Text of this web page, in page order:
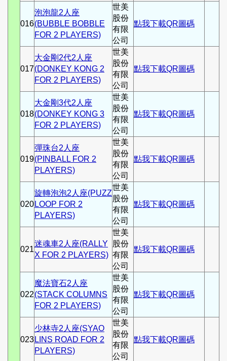
016
泡泡龍2人座
(BUBBLE BOBBLE
FOR 2 PLAYERS)
世美
股份
有限
公司
點我下載QR圖碼
017
大金剛2代2人座
(DONKEY KONG 2
FOR 2 PLAYERS)
世美
股份
有限
公司
點我下載QR圖碼
018
大金剛3代2人座
(DONKEY KONG 3
FOR 2 PLAYERS)
世美
股份
有限
公司
點我下載QR圖碼
019
彈珠台2人座
(PINBALL FOR 2
PLAYERS)
世美
股份
有限
公司
點我下載QR圖碼
020
旋轉泡泡2人座(PUZZ
LOOP FOR 2
PLAYERS)
世美
股份
有限
公司
點我下載QR圖碼
021
迷魂車2人座(RALLY
X FOR 2 PLAYERS)
世美
股份
有限
公司
點我下載QR圖碼
022
魔法寶石2人座
(STACK COLUMNS
FOR 2 PLAYERS)
世美
股份
有限
公司
點我下載QR圖碼
023
少林寺2人座(SYAO
LINS ROAD FOR 2
PLAYERS)
世美
股份
有限
公司
點我下載QR圖碼